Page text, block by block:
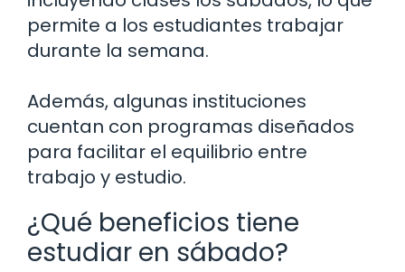
permite a los estudiantes trabajar
durante la semana.
Además, algunas instituciones
cuentan con programas diseñados
para facilitar el equilibrio entre
trabajo y estudio.
¿Qué beneficios tiene
estudiar en sábado?